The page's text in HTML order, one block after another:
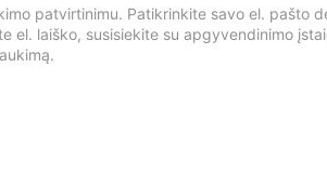
patvirtinimu. Patikrinkite savo el. pašto
el. laiško, susisiekite su apgyvendinimo